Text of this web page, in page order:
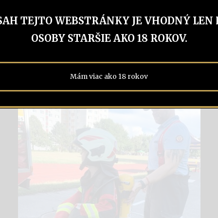
Hasičstvo mi dáva mnoho zážitkov, ale ak to chce
treba pri tom na sebe neustále pracovať. A to nie
zdokonaľovať sa v tom, čo robím. V takom prípade
TEJTO WEBSTRÁNKY JE VHODNÝ LEN
OSOBY STARŠIE AKO 18 ROKOV.
Mám viac ako 18 rokov